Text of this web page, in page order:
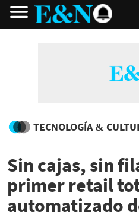
TECNOLOGÍA &
Sin cajas, sin
primer retail
automatizado